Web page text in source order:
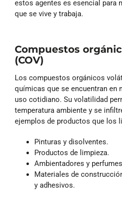
estos agentes es esencial para
que se vive y trabaja.
Compuestos
(COV)
Los compuestos orgánicos
químicas que se encuentran en
uso cotidiano. Su volatilidad
temperatura ambiente y se
ejemplos de productos que los
Pinturas y disolventes.
Productos de limpieza.
Ambientadores y
Materiales de
y adhesivos.